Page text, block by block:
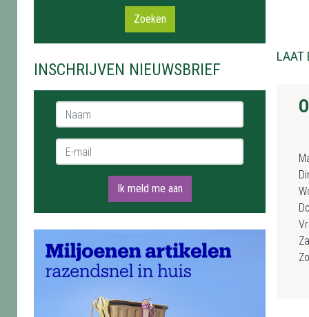
Zoeken
INSCHRIJVEN NIEUWSBRIEF
Naam *
E-mail *
Ik meld me aan
LAAT